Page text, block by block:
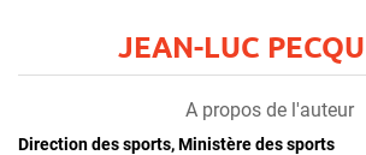
JEAN-LUC
A propos de l'auteur
Direction des sports, Ministère des sports